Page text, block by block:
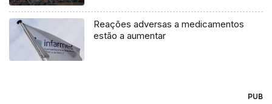
Reações adversas a medicamentos
estão a aumentar
PUB